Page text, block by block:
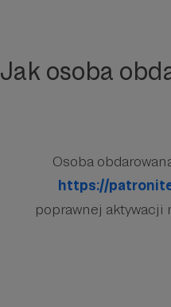
Jak osoba
Osoba
https://
poprawnej aktywacji